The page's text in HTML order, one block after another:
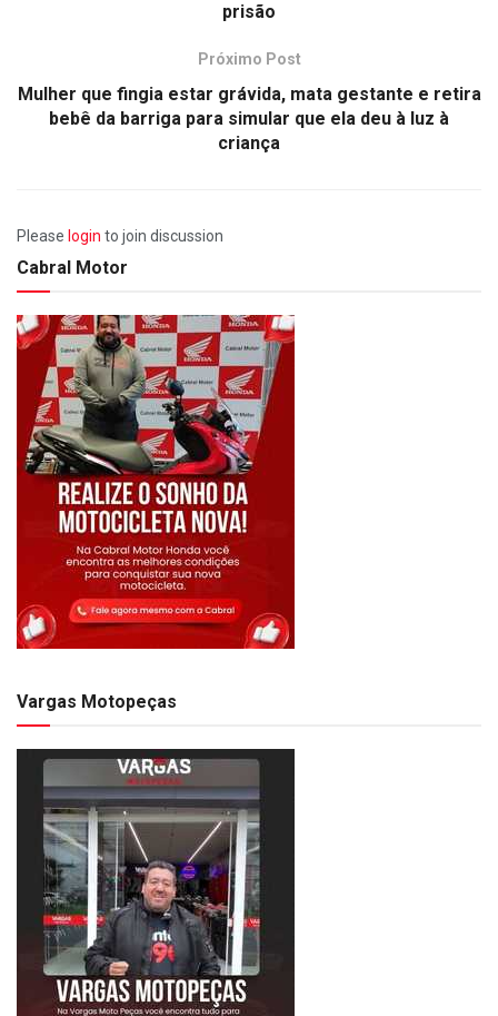
prisão
Próximo Post
Mulher que fingia estar grávida, mata gestante e retira
bebê da barriga para simular que ela deu à luz à
criança
Please login to join discussion
Cabral Motor
Vargas Motopeças